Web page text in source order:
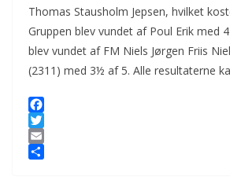
Thomas Stausholm Jepsen, hvilket
Gruppen blev vundet af Poul Erik med
blev vundet af FM Niels Jørgen Friis
(2311) med 3½ af 5. Alle resultaterne
F
a
c
T
w
E